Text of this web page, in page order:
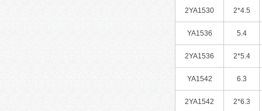
2YA1530 2*4.5
YA1536 5.4
2YA1536 2*5.4
YA1542 6.3
2YA1542 2*6.3